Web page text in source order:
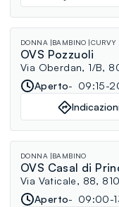
DONNA BAMBINO CURVY
OVS Pozzuoli
Via Oberdan, 1/B,
Aperto
09:15-
Indicazioni
DONNA BAMBINO
OVS Casal di
Via Vaticale, 88,
Aperto
09:00-